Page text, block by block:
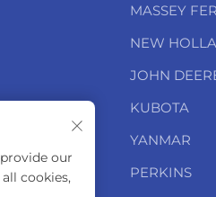
MASSEY
NEW
JOHN
KUBOTA
YANMAR
PERKINS
our
cookies,